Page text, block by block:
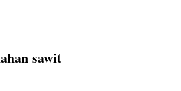
sawit